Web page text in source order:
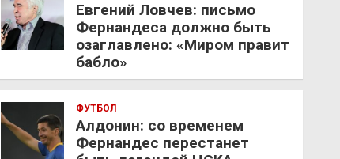
Евгений Ловчев: письмо
Фернандеса должно быть
озаглавлено: «Миром правит
бабло»
ФУТБОЛ
Алдонин: со временем
Фернандес перестанет